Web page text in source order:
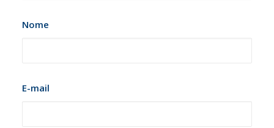
Nome
E-mail